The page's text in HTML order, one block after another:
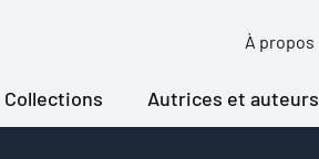
À propos
Collections Autrices et auteurs